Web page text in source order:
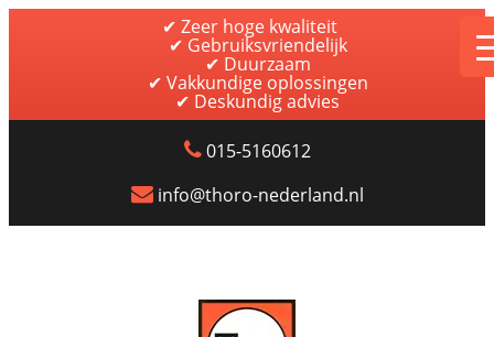
✔ Zeer hoge kwaliteit
✔ Gebruiksvriendelijk
✔ Duurzaam
✔ Vakkundige oplossingen
✔ Deskundig advies
015-5160612
info@thoro-nederland.nl